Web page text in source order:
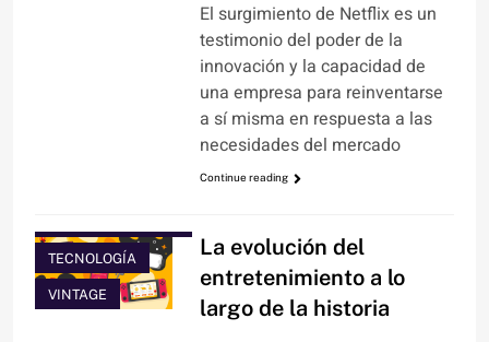
El surgimiento de Netflix es un
testimonio del poder de la
innovación y la capacidad de
una empresa para reinventarse
a sí misma en respuesta a las
necesidades del mercado
Continue reading
TECNOLOGÍA
VINTAGE
La evolución del
entretenimiento a lo
largo de la historia